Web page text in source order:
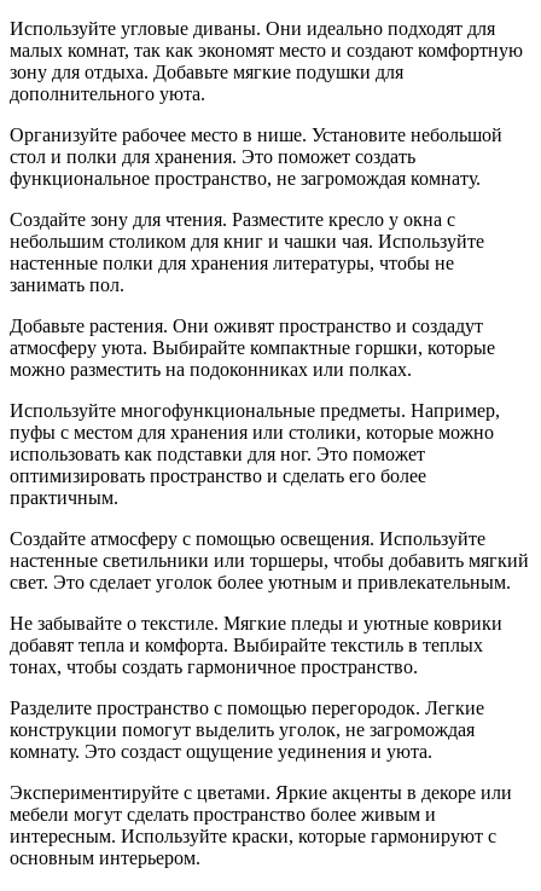
Используйте угловые диваны. Они идеально подходят для
малых комнат, так как экономят место и создают комфортную
зону для отдыха. Добавьте мягкие подушки для
дополнительного уюта.
Организуйте рабочее место в нише. Установите небольшой
стол и полки для хранения. Это поможет создать
функциональное пространство, не загромождая комнату.
Создайте зону для чтения. Разместите кресло у окна с
небольшим столиком для книг и чашки чая. Используйте
настенные полки для хранения литературы, чтобы не
занимать пол.
Добавьте растения. Они оживят пространство и создадут
атмосферу уюта. Выбирайте компактные горшки, которые
можно разместить на подоконниках или полках.
Используйте многофункциональные предметы. Например,
пуфы с местом для хранения или столики, которые можно
использовать как подставки для ног. Это поможет
оптимизировать пространство и сделать его более
практичным.
Создайте атмосферу с помощью освещения. Используйте
настенные светильники или торшеры, чтобы добавить мягкий
свет. Это сделает уголок более уютным и привлекательным.
Не забывайте о текстиле. Мягкие пледы и уютные коврики
добавят тепла и комфорта. Выбирайте текстиль в теплых
тонах, чтобы создать гармоничное пространство.
Разделите пространство с помощью перегородок. Легкие
конструкции помогут выделить уголок, не загромождая
комнату. Это создаст ощущение уединения и уюта.
Экспериментируйте с цветами. Яркие акценты в декоре или
мебели могут сделать пространство более живым и
интересным. Используйте краски, которые гармонируют с
основным интерьером.